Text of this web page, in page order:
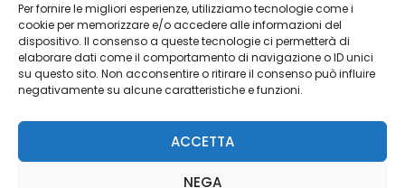
Per fornire le migliori esperienze, utilizziamo tecnologie come i
cookie per memorizzare e/o accedere alle informazioni del
dispositivo. Il consenso a queste tecnologie ci permetterà di
elaborare dati come il comportamento di navigazione o ID unici
su questo sito. Non acconsentire o ritirare il consenso può influire
negativamente su alcune caratteristiche e funzioni.
ACCETTA
NEGA
Cookie Policy
Risorse Aggiuntive